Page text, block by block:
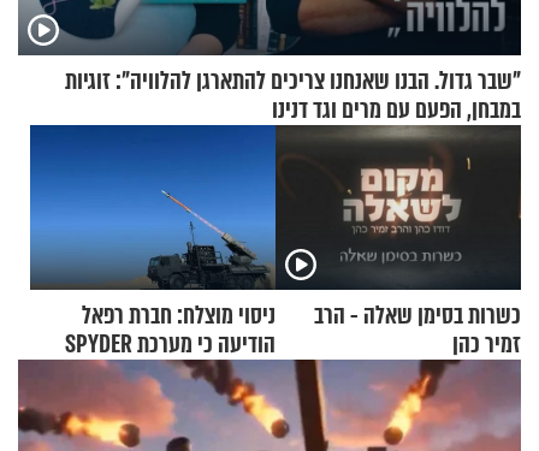
"שבר גדול. הבנו שאנחנו צריכים להתארגן להלוויה": זוגיות
במבחן, הפעם עם מרים וגד דנינו
כשרות בסימן שאלה - הרב
זמיר כהן
ניסוי מוצלח: חברת רפאל
הודיעה כי מערכת SPYDER
הצליחה ליירט כטב"ם